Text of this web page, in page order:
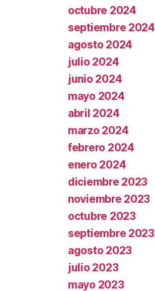
octubre 2024
septiembre 2024
agosto 2024
julio 2024
junio 2024
mayo 2024
abril 2024
marzo 2024
febrero 2024
enero 2024
diciembre 2023
noviembre 2023
octubre 2023
septiembre 2023
agosto 2023
julio 2023
mayo 2023